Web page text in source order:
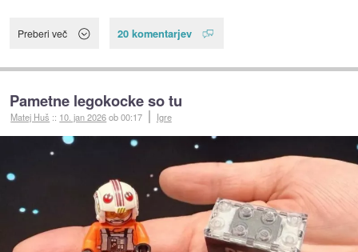
Preberi več 20 komentarjev
Pametne legokocke so tu
Matej Huš :: 10. jan 2026ob 00:17 Igre